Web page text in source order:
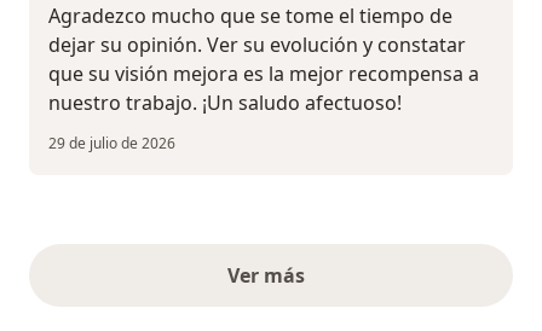
Agradezco mucho que se tome el tiempo de
dejar su opinión. Ver su evolución y constatar
que su visión mejora es la mejor recompensa a
nuestro trabajo. ¡Un saludo afectuoso!
29 de julio de 2026
Ver másopiniones anteriores